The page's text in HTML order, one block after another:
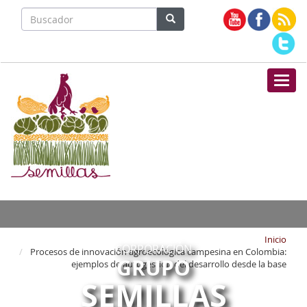
CORPORACIÓN
GRUPO
SEMILLAS
Inicio
Procesos de innovación agroecológica campesina en Colombia:
ejemplos de autogestión del desarrollo desde la base